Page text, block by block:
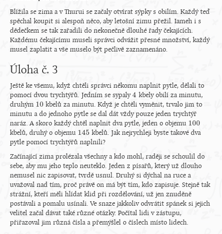
Blížila se zima a v Thurui se začaly otvírat sýpky s obilím. Každý teď
spěchal koupit si alespoň něco, aby letošní zimu přežil. Iameh i s
dědečkem se tak zařadili do nekonečně dlouhé řady čekajících.
Každému čekajícímu museli správci odvážit přesné množství, každý
musel zaplatit a vše muselo být pečlivě zaznamenáno.
Úloha č. 3
Ještě ke všemu, když chtěli správci někomu naplnit pytle, dělali to
pomocí dvou trychtýřů. Jedním se sypaly4
4 kbely obilí za minutu,
druhým 10
10 kbelů za minutu. Když je chtěli vyměnit, trvalo jim to
minutu a do jednoho pytle se dal dát vždy pouze jeden trychtýř
naráz. A skoro každý chtěl naplnit dva pytle, jeden o objemu 100
100
kbelů, druhý o objemu 145
145 kbelů. Jak nejrychleji byste takové dva
pytle pomocí trychtýřů naplnili?
Začínající zima prolézala všechny a kdo mohl, raději se schoulil do
sebe, aby mu jeho teplo neuteklo. Jeden z písařů, který už dlouho
nemusel nic zapisovat, tvrdě usnul. Druhý si dýchal na ruce a
uvažoval nad tím, proč právě on má být tím, kdo zapisuje. Stejně tak
strážní, kteří měli hlídat klid při rozdělování, už jen znuděně
postávali a pomalu usínali. Ve snaze jakkoliv odvrátit spánek si jejich
velitel začal dávat také různé otázky. Počítal lidi v zástupu,
přiřazoval jim různá čísla a přemýšlel o číslech místo lidech.